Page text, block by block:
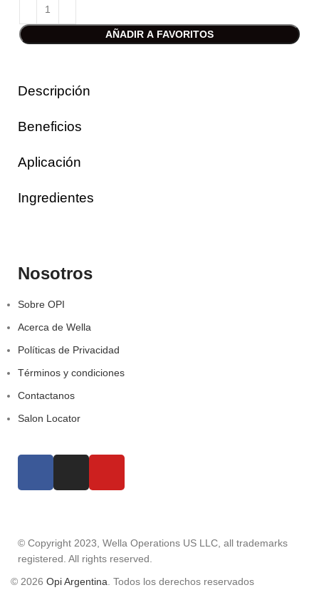
AÑADIR A FAVORITOS
Descripción
Beneficios
Aplicación
Ingredientes
Nosotros
Sobre OPI
Acerca de Wella
Políticas de Privacidad
Términos y condiciones
Contactanos
Salon Locator
© Copyright 2023, Wella Operations US LLC, all trademarks
registered. All rights reserved.
© 2026 Opi Argentina . Todos los derechos reservados